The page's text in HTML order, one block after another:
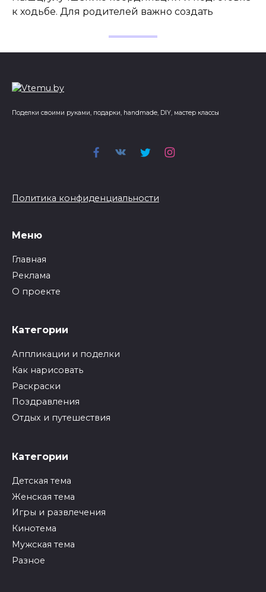
к ходьбе. Для родителей важно создать
Поделки своими руками, подарки, handmade, DIY, мастер классы
Политика конфиденциальности
Меню
Главная
Реклама
О проекте
Категории
Аппликации и поделки
Как нарисовать
Раскраски
Поздравления
Отдых и путешествия
Категории
Детская тема
Женская тема
Игры и развлечения
Кинотема
Мужская тема
Разное